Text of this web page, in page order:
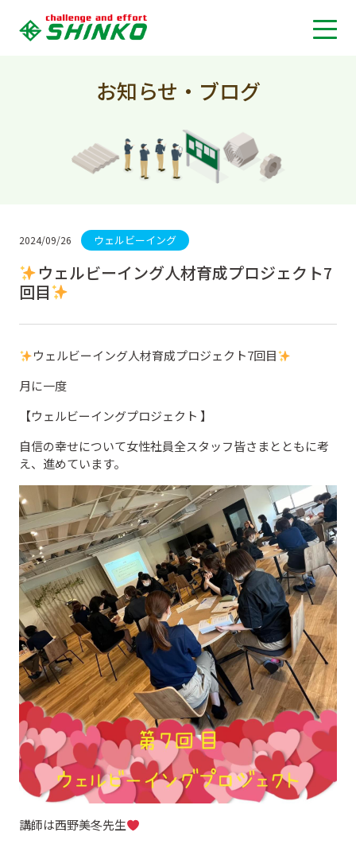
お知らせ・ブログ
2024/09/26 ウェルビーイング
ウェルビーイング人材育成プロジェクト7
回目
ウェルビーイング人材育成プロジェクト7回目
月に一度
【ウェルビーイングプロジェクト 】
自信の幸せについて女性社員全スタッフ皆さまとともに考
え、進めています。
講師は西野美冬先生